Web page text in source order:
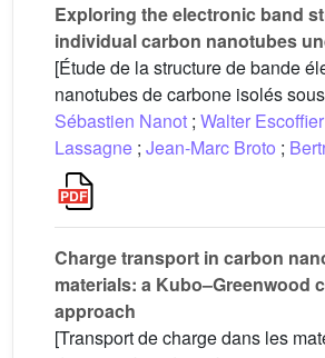
Exploring the electronic band
individual carbon nanotubes
[Étude de la structure de bande
nanotubes de carbone isolés
Sébastien Nanot ; Walter Escoffier
Lassagne ; Jean-Marc Broto ;
Charge transport in carbon
materials: a Kubo–Greenwood
approach
[Transport de charge dans les